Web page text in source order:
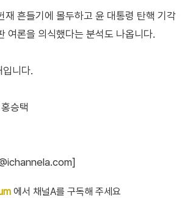
재 흔들기에 몰두하고 윤 대통령 탄핵 기각
여론을 의식했다는 분석도 나옵니다.
입니다.
승택
에서 채널A를 구독해 주세요